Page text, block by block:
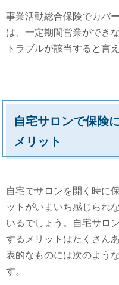
事業活動総合保険でカバ
は、一定期間営業ができ
トラブルが該当すると言
自宅サロンで保険
メリット
自宅でサロンを開く時に
ットがいまいち感じられ
いるでしょう。自宅サロ
するメリットはたくさん
表的なものには次のよう
す。